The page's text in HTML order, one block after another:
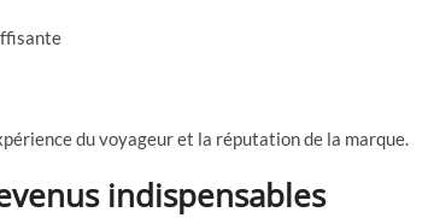
du voyageur et la réputation de la marque.
indispensables